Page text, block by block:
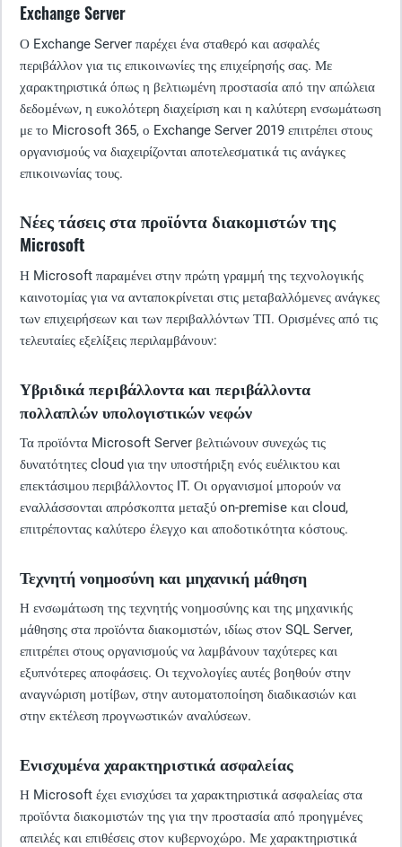
Exchange Server
Ο Exchange Server παρέχει ένα σταθερό και ασφαλές
περιβάλλον για τις επικοινωνίες της επιχείρησής σας. Με
χαρακτηριστικά όπως η βελτιωμένη προστασία από την απώλεια
δεδομένων, η ευκολότερη διαχείριση και η καλύτερη ενσωμάτωση
με το Microsoft 365, ο Exchange Server 2019 επιτρέπει στους
οργανισμούς να διαχειρίζονται αποτελεσματικά τις ανάγκες
επικοινωνίας τους.
Νέες τάσεις στα προϊόντα διακομιστών της
Microsoft
Η Microsoft παραμένει στην πρώτη γραμμή της τεχνολογικής
καινοτομίας για να ανταποκρίνεται στις μεταβαλλόμενες ανάγκες
των επιχειρήσεων και των περιβαλλόντων ΤΠ. Ορισμένες από τις
τελευταίες εξελίξεις περιλαμβάνουν:
Υβριδικά περιβάλλοντα και περιβάλλοντα
πολλαπλών υπολογιστικών νεφών
Τα προϊόντα Microsoft Server βελτιώνουν συνεχώς τις
δυνατότητες cloud για την υποστήριξη ενός ευέλικτου και
επεκτάσιμου περιβάλλοντος IT. Οι οργανισμοί μπορούν να
εναλλάσσονται απρόσκοπτα μεταξύ on-premise και cloud,
επιτρέποντας καλύτερο έλεγχο και αποδοτικότητα κόστους.
Τεχνητή νοημοσύνη και μηχανική μάθηση
Η ενσωμάτωση της τεχνητής νοημοσύνης και της μηχανικής
μάθησης στα προϊόντα διακομιστών, ιδίως στον SQL Server,
επιτρέπει στους οργανισμούς να λαμβάνουν ταχύτερες και
εξυπνότερες αποφάσεις. Οι τεχνολογίες αυτές βοηθούν στην
αναγνώριση μοτίβων, στην αυτοματοποίηση διαδικασιών και
στην εκτέλεση προγνωστικών αναλύσεων.
Ενισχυμένα χαρακτηριστικά ασφαλείας
Η Microsoft έχει ενισχύσει τα χαρακτηριστικά ασφαλείας στα
προϊόντα διακομιστών της για την προστασία από προηγμένες
απειλές και επιθέσεις στον κυβερνοχώρο. Με χαρακτηριστικά